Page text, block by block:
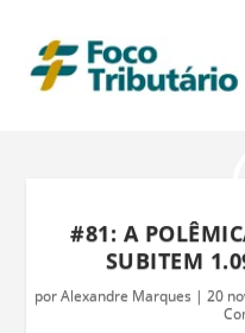
#81: A
SUBITEM
porAlexandre Marques | 20